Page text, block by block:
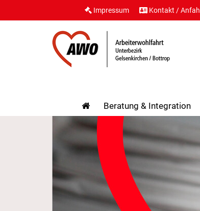
Impressum Kontakt /
Beratung & Integration